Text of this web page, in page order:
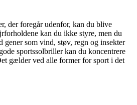
der foregår udenfor, kan du blive
kan du ikke styre, men du
gener som vind, støv, regn og insekter
sportssolbriller kan du koncentrere
gælder ved alle former for sport i det